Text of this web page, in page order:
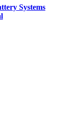
Systems